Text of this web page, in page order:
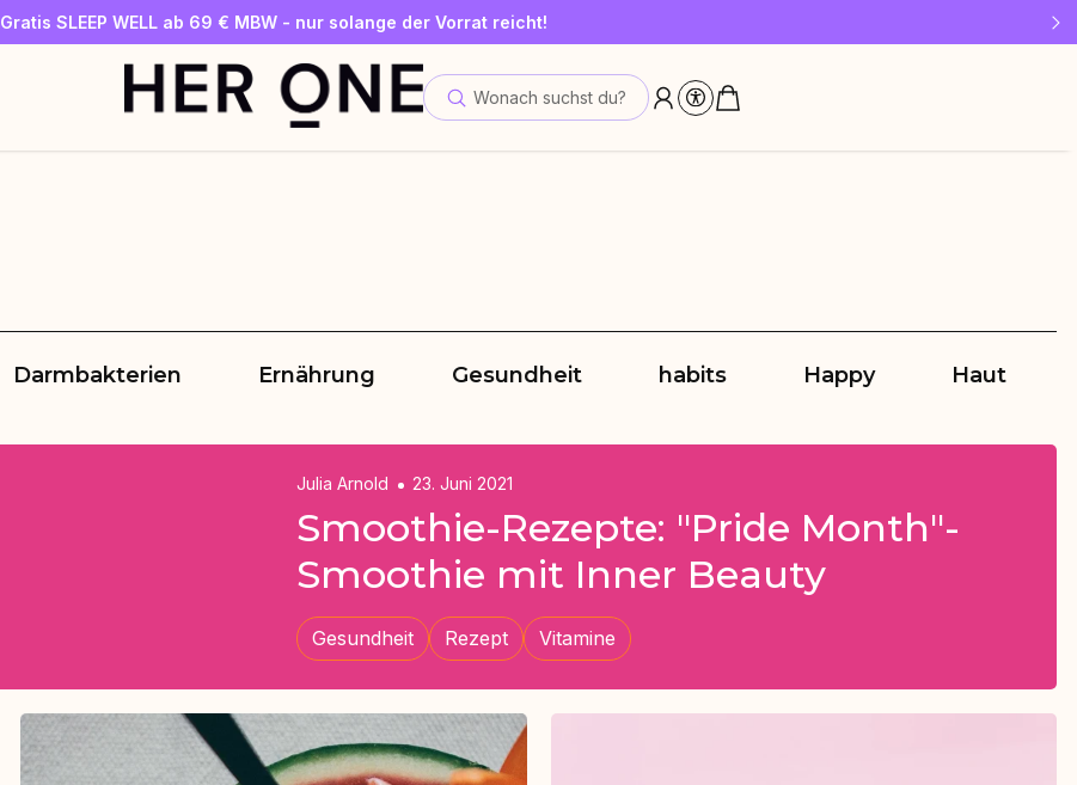
Gratis SLEEP WELL ab 69 € MBW - nur solange der Vorrat reicht!
Jetzt Newsletter abonnieren und 10 €-Gutschein sichern
Bis zu 30 % sparen mit unseren Spar-Abos
Wonach suchst du?
Darmbakterien Ernährung Gesundheit habits Happy Haut
Julia Arnold 23. Juni 2021
Smoothie-Rezepte: "Pride Month"-
Smoothie mit Inner Beauty
Gesundheit Rezept Vitamine